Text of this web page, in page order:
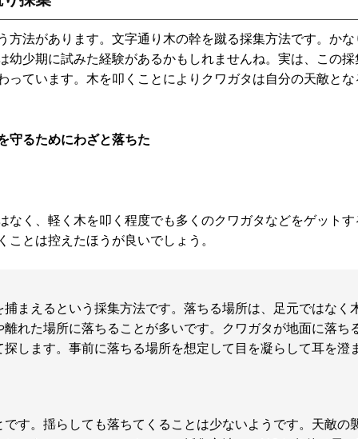
法があります。文字通り木の幹を蹴る採集方法です。かな
少期に試みた経験があるかもしれませんね。実は、この採
ています。木を叩くことによりクワガタは自分の天敵とな
るためにわざと落ちた
く、軽く木を叩く程度でも多くのクワガタなどをゲットす
とは控えたほうが良いでしょう。
まえるという採集方法です。落ちる場所は、足元ではなく
れた場所に落ちることが多いです。クワガタが地面に落ち
します。事前に落ちる場所を想定して目を凝らして耳を澄
す。揺らしても落ちてくることは少ないようです。天敵の